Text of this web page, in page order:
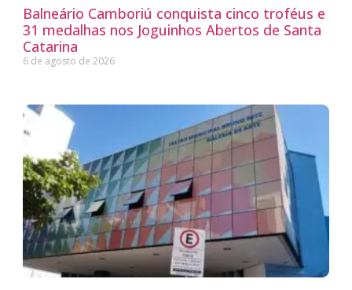
Balneário Camboriú conquista cinco troféus e
31 medalhas nos Joguinhos Abertos de Santa
Catarina
6 de agosto de 2026